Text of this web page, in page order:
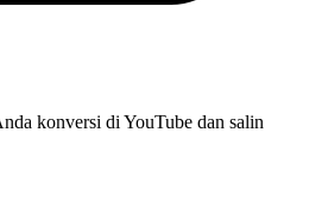
konversi di YouTube dan salin